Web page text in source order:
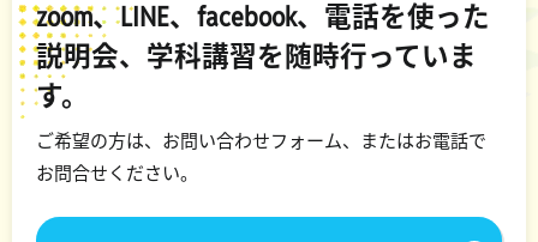
zoom、LINE、facebook、電話を使った
説明会、学科講習を随時行っていま
す。
ご希望の方は、お問い合わせフォーム、またはお電話で
お問合せください。